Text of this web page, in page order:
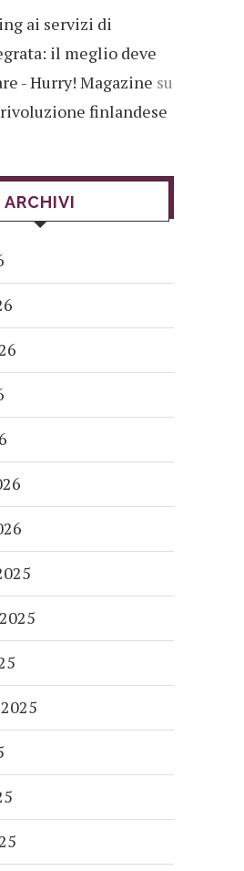
ai servizi di
il meglio deve
- Hurry! Magazine su
finlandese
ARCHIVI